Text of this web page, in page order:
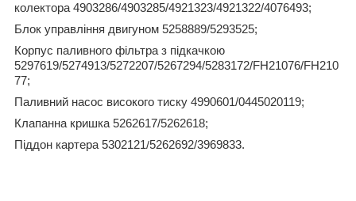
колектора 4903286/4903285/4921323/4921322/4076493;
Блок управління двигуном 5258889/5293525;
Корпус паливного фільтра з підкачкою
5297619/5274913/5272207/5267294/5283172/FH21076/FH210
77;
Паливний насос високого тиску 4990601/0445020119;
Клапанна кришка 5262617/5262618;
Піддон картера 5302121/5262692/3969833.